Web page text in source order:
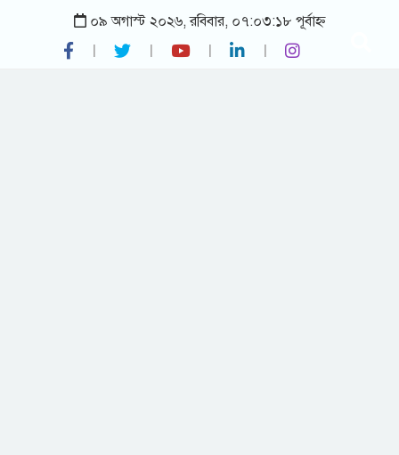
০৯ অগাস্ট ২০২৬, রবিবার, ০৭:০৩:১৮ পূর্বাহ্ন